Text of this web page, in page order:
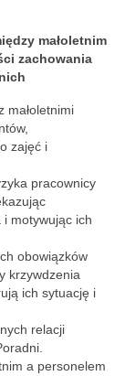
małoletnim
zachowania
małoletnimi
zajęć i
pracownicy
motywując ich
obowiązków
krzywdzenia
ich sytuację i
relacji
a personelem